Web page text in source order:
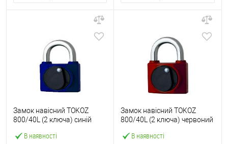
В наявності
Замок навісний TOKOZ
800/40L (2 ключа) синій
В наявності
Замок навісний TOKOZ
800/40L (2 ключа) червоний